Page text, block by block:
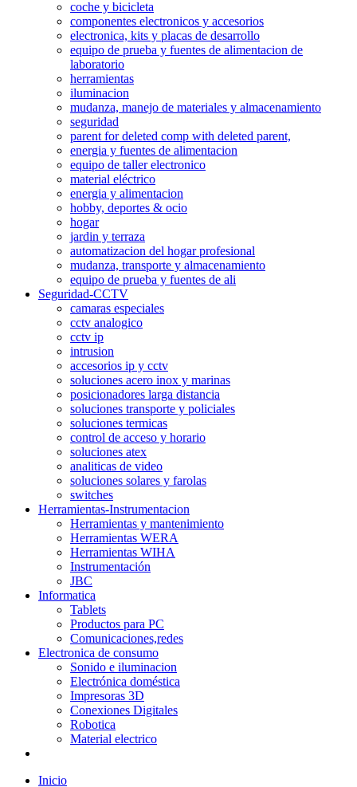
coche y bicicleta
componentes electronicos y accesorios
electronica, kits y placas de desarrollo
equipo de prueba y fuentes de alimentacion de
laboratorio
herramientas
iluminacion
mudanza, manejo de materiales y almacenamiento
seguridad
parent for deleted comp with deleted parent,
energia y fuentes de alimentacion
equipo de taller electronico
material eléctrico
energia y alimentacion
hobby, deportes & ocio
hogar
jardin y terraza
automatizacion del hogar profesional
mudanza, transporte y almacenamiento
equipo de prueba y fuentes de ali
Seguridad-CCTV
camaras especiales
cctv analogico
cctv ip
intrusion
accesorios ip y cctv
soluciones acero inox y marinas
posicionadores larga distancia
soluciones transporte y policiales
soluciones termicas
control de acceso y horario
soluciones atex
analiticas de video
soluciones solares y farolas
switches
Herramientas-Instrumentacion
Herramientas y mantenimiento
Herramientas WERA
Herramientas WIHA
Instrumentación
JBC
Informatica
Tablets
Productos para PC
Comunicaciones,redes
Electronica de consumo
Sonido e iluminacion
Electrónica doméstica
Impresoras 3D
Conexiones Digitales
Robotica
Material electrico
Inicio